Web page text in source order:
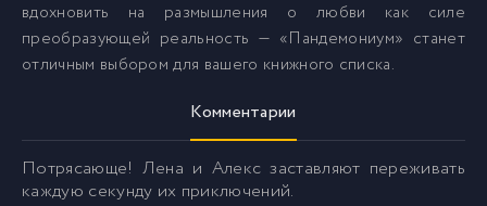
34 034 - Сейчас
036 - Сейчас
вдохновить на размышления о любви как силе
преобразующей реальность — «Пандемониум» станет
отличным выбором для вашего книжного списка.
Комментарии
Потрясающе! Лена и Алекс заставляют переживать
каждую секунду их приключений.